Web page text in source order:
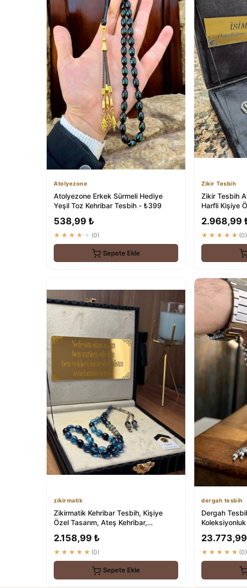
Atolyezone
Atolyezone Erkek Sürmeli Hediye
Yeşil Toz Kehribar Tesbih - ₺399
538,99 ₺
★★★★★ (0)
Sepete Ekle
Zikir Tesbih
Zikir Tesbih
Harfli Kişiye
2.968,99
★★★★★ (0)
zikirmatik
Zikirmatik Kehribar Tesbih, Kişiye
Özel Tasarım, Ateş Kehribar,
Sertifikalı
2.158,99 ₺
★★★★★ (0)
Sepete Ekle
dergah tesbih
Dergah
Dergah Tesbih
★★★★★ (0)